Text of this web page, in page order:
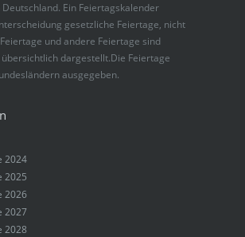
Ein Feiertagskalender
gesetzliche Feiertage, nicht
und andere Feiertage sind
dargestellt.Die Feiertage
ausgegeben.
2024
2025
2026
2027
2028